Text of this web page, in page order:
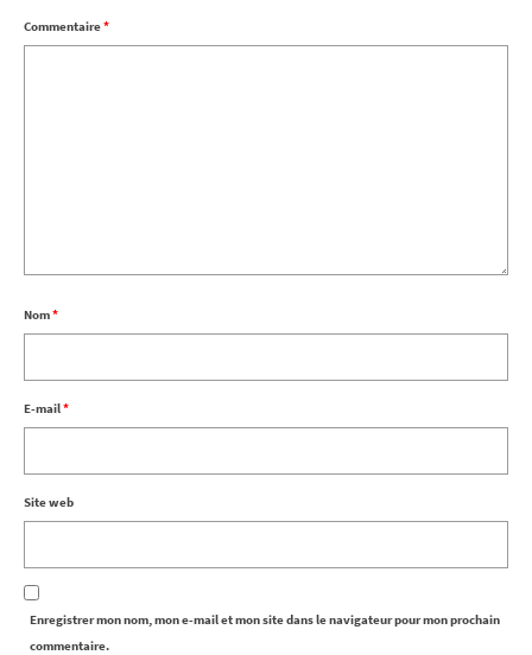
Commentaire*
Nom*
E-mail*
Site web
Enregistrer mon nom, mon e-mail et mon site dans le navigateur pour mon prochain
commentaire.